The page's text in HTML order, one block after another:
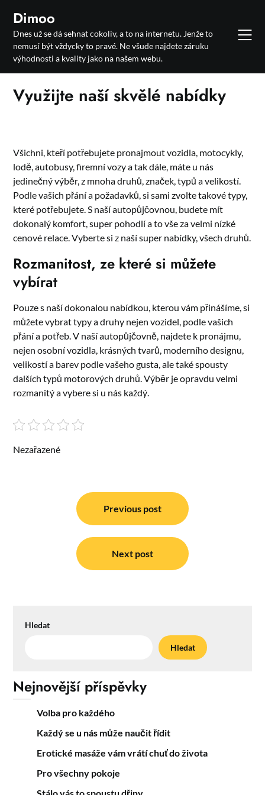
content
Dimoo
Dnes už se dá sehnat cokoliv, a to na internetu. Jenže to
nemusí být vždycky to pravé. Ne všude najdete záruku
výhodnosti a kvality jako na našem webu.
Využijte naší skvělé nabídky
Všichni, kteří potřebujete pronajmout vozidla, motocykly,
lodě, autobusy, firemní vozy a tak dále, máte u nás
jedinečný výběr, z mnoha druhů, značek, typů a velikostí.
Podle vašich přání a požadavků, si sami zvolte takové typy,
které potřebujete. S našíautopůjčovnou, budete mít
dokonalý komfort, super pohodlí a to vše za velmi nízké
cenové relace. Vyberte si z naší super nabídky, všech druhů.
Rozmanitost, ze které si můžete
vybírat
Pouze s naší dokonalou nabídkou, kterou vám přinášíme, si
můžete vybrat typy a druhy nejen vozidel, podle vašich
přání a potřeb. V naší autopůjčovně, najdete k pronájmu,
nejen osobní vozidla, krásných tvarů, moderního designu,
velikostí a barev podle vašeho gusta, ale také spousty
dalších typů motorových druhů. Výběr je opravdu velmi
rozmanitý a vybere si u nás každý.
Nezařazené
Previous post
Next post
Hledat
Hledat
Nejnovější příspěvky
Volba pro každého
Každý se u nás může naučit řídit
Erotické masáže vám vrátí chuť do života
Pro všechny pokoje